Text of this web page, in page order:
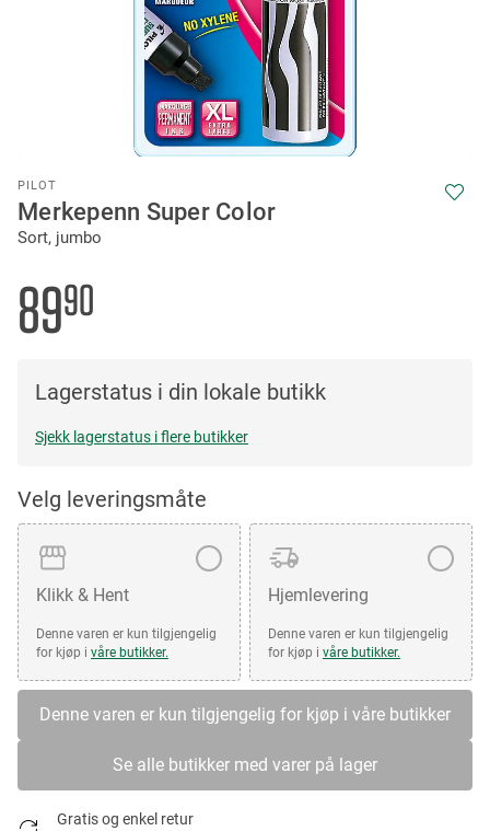
PILOT
Merkepenn Super Color
Sort, jumbo
8990
Lagerstatus i din lokale butikk
Sjekk lagerstatus i flere butikker
Velg leveringsmåte
Klikk & Hent
Denne varen er kun tilgjengelig
for kjøp i våre butikker.
Hjemlevering
Denne varen er kun tilgjengelig
for kjøp i våre butikker.
Denne varen er kun tilgjengelig for kjøp i våre butikker
Se alle butikker med varer på lager
Gratis og enkel retur
to
the
beginning
the
images
gallery